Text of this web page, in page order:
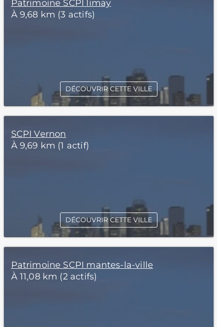
Patrimoine SCPI limay
À 9,68 km (3 actifs)
DÉCOUVRIR CETTE VILLE
SCPI Vernon
À 9,69 km (1 actif)
DÉCOUVRIR CETTE VILLE
Patrimoine SCPI mantes-la-ville
À 11,08 km (2 actifs)